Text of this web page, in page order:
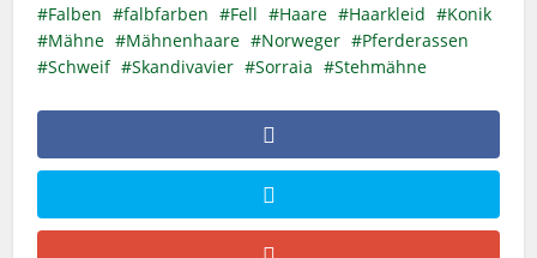
Falben
falbfarben Fell Haare Haarkleid
Konik
Mähne
Mähnenhaare Norweger
Pferderassen
Schweif
Skandivavier Sorraia Stehmähne